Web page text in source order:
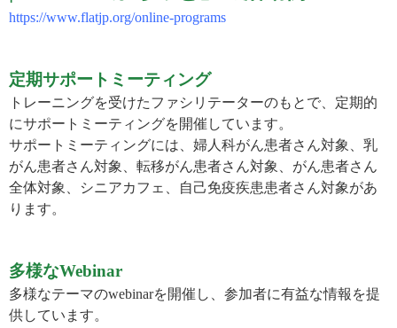
https://www.flatjp.org/online-programs
定期サポートミーティング
トレーニングを受けたファシリテーターのもとで、定期的
にサポートミーティングを開催しています。
サポートミーティングには、婦人科がん患者さん対象、乳
がん患者さん対象、転移がん患者さん対象、がん患者さん
全体対象、シニアカフェ、自己免疫疾患患者さん対象があ
ります。
多様なWebinar
多様なテーマのwebinarを開催し、参加者に有益な情報を提
供しています。